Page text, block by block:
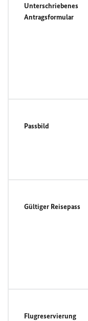
Unterschriebenes
Antragsformular
Passbild
Gültiger Reisepass
Flugreservierung